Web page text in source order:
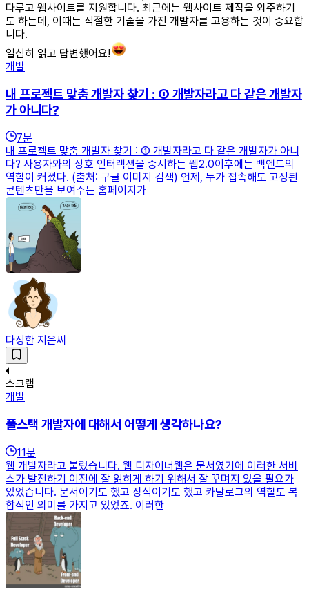
다루고 웹사이트를 지원합니다. 최근에는 웹사이트 제작을 외주하기
도 하는데, 이때는 적절한 기술을 가진 개발자를 고용하는 것이 중요합
니다.
열심히 읽고 답변했어요!
개발
내 프로젝트 맞춤 개발자 찾기 : ① 개발자라고 다 같은 개발자
가 아니다?
7분
내 프로젝트 맞춤 개발자 찾기 : ① 개발자라고 다 같은 개발자가 아니
다? 사용자와의 상호 인터렉션을 중시하는 웹2.0이후에는 백엔드의
역할이 커졌다. (출처: 구글 이미지 검색) 언제, 누가 접속해도 고정된
콘텐츠만을 보여주는 홈페이지가
다정한 지은씨
스크랩
개발
풀스택 개발자에 대해서 어떻게 생각하나요?
11분
웹 개발자라고 불렀습니다. 웹 디자이너웹은 문서였기에 이러한 서비
스가 발전하기 이전에 잘 읽히게 하기 위해서 잘 꾸며져 있을 필요가
있었습니다. 문서이기도 했고 장식이기도 했고 카탈로그의 역할도 복
합적인 의미를 가지고 있었죠. 이러한